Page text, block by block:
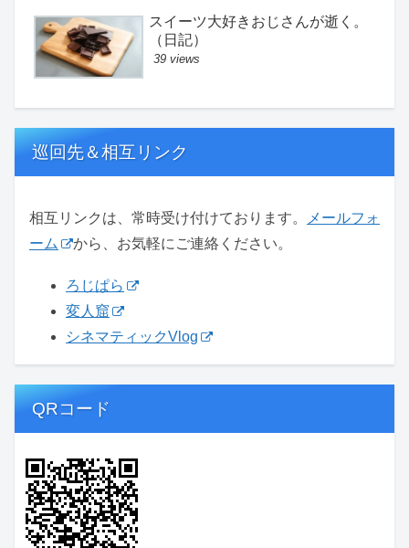
スイーツ大好きおじさんが逝く。
（日記）
39 views
巡回先＆相互リンク
相互リンクは、常時受け付けております。
メールフォ
ーム
から、お気軽にご連絡ください。
ろじぱら
変人窟
シネマティックVlog
QRコード